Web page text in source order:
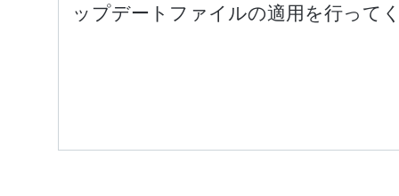
ップデートファイルの適用を行って